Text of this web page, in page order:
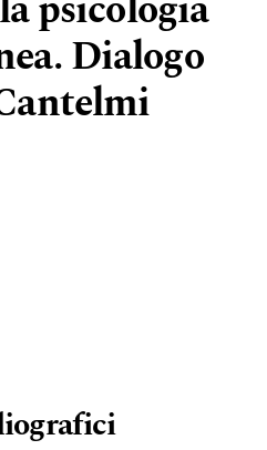
Dialogo